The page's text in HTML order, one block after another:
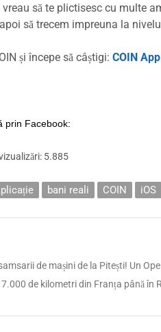
vreau să te plictisesc cu multe
să trecem impreuna la
și începe să câștigi: COIN App
prin Facebook:
5.885
bani reali COIN iOS
de mașini de la Pitești! Un
de kilometri din Franța până în